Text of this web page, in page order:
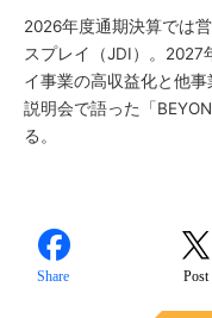
2026年度通期決算では
スプレイ（JDI）。2027
イ事業の高収益化と他
説明会で語った「
る。
Share Post